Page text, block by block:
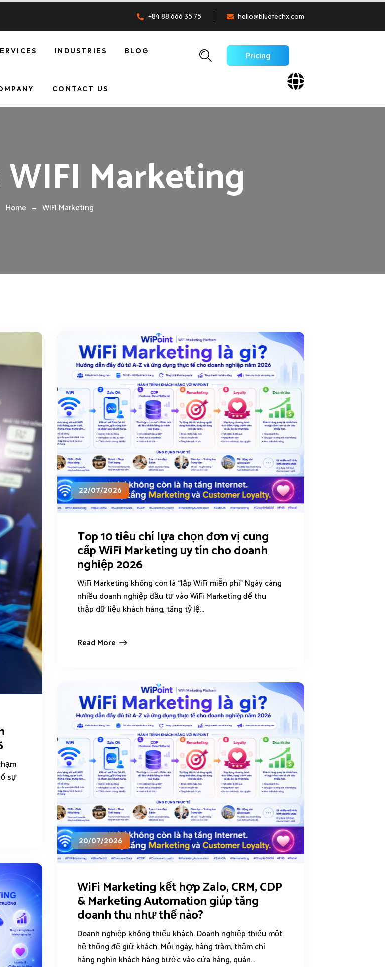
+84 88 666 35 75 hello@bluetechx.com
WIFI
WIFI
INDUSTRIES BLOG
OFFICE
HUB
CONTACT US
Pricing
WIFI Marketing
Home WIFI Marketing
sự
22/07/2026
Top 10 tiêu chí lựa chọn đơn vị cung
cấp WiFi Marketing uy tín cho doanh
nghiệp 2026
WiFi Marketing không còn là “lắp WiFi miễn phí” Ngày càng
nhiều doanh nghiệp đầu tư vào WiFi Marketing để thu
thập dữ liệu khách hàng, tăng tỷ lệ...
Read More
20/07/2026
WiFi Marketing kết hợp Zalo, CRM, CDP
& Marketing Automation giúp tăng
doanh thu như thế nào?
Doanh nghiệp không thiếu khách. Doanh nghiệp thiếu một
hệ thống để giữ khách. Mỗi ngày, hàng trăm, thậm chí
hàng nghìn khách hàng bước vào cửa hàng, quán...